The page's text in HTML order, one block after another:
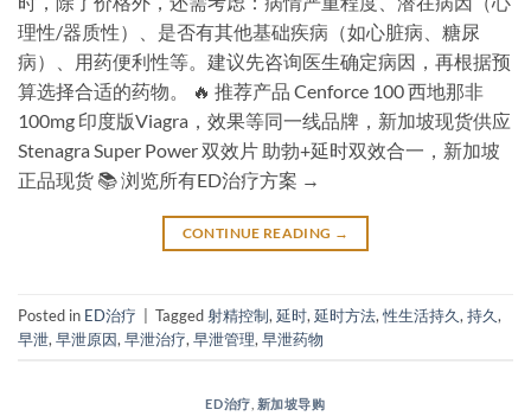
理性/器质性）、是否有其他基础疾病（如心脏病、糖尿
病）、用药便利性等。建议先咨询医生确定病因，再根据预
算选择合适的药物。 🔥 推荐产品 Cenforce 100 西地那非
100mg 印度版Viagra，效果等同一线品牌，新加坡现货供应
Stenagra Super Power 双效片 助勃+延时双效合一，新加坡
正品现货 📚 浏览所有ED治疗方案 →
CONTINUE READING →
Posted in ED治疗 Tagged射精控制, 延时, 延时方法,性生活持久, 持久,
早泄, 早泄原因, 早泄治疗, 早泄管理, 早泄药物
ED治疗 新加坡导购